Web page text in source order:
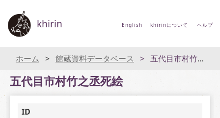
khirin English khirinについて ヘルプ
ホーム 館蔵資料データベース 五代目市村竹之丞死絵
五代目市村竹之丞死絵
ID